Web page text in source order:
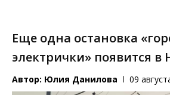
Еще одна остановка
электрички» появится в
Автор: Юлия Данилова 09